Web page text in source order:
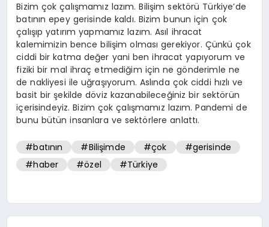
Bizim çok çalışmamız lazım. Bilişim sektörü Türkiye’de
batının epey gerisinde kaldı. Bizim bunun için çok
çalışıp yatırım yapmamız lazım. Asıl ihracat
kalemimizin bence bilişim olması gerekiyor. Çünkü çok
ciddi bir katma değer yani ben ihracat yapıyorum ve
fiziki bir mal ihraç etmediğim için ne gönderimle ne
de nakliyesi ile uğraşıyorum. Aslında çok ciddi hızlı ve
basit bir şekilde döviz kazanabileceğiniz bir sektörün
içerisindeyiz. Bizim çok çalışmamız lazım. Pandemi de
bunu bütün insanlara ve sektörlere anlattı.
#batının #Bilişimde #çok
#gerisinde
#haber
#özel #Türkiye